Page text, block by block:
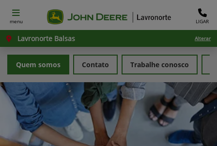
menu LIGAR
Lavronorte Balsas Alterar
Quem somos Contato Trabalhe conosco